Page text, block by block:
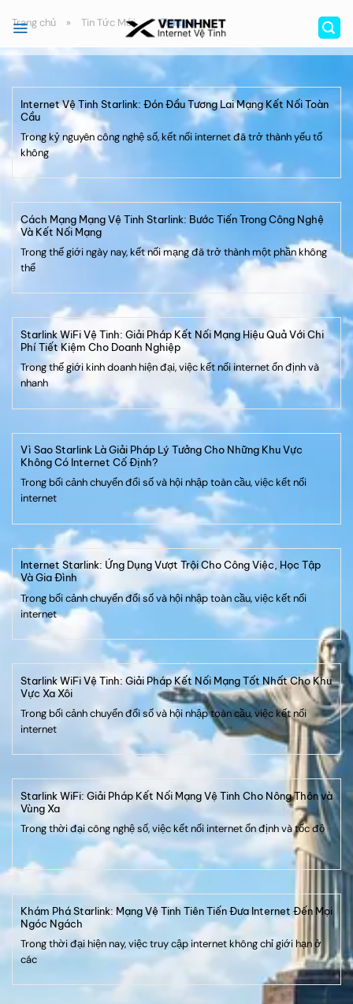
qua
nội
dung
Trang chủ » Tin Tức Mới » Trang 4
Internet Vệ Tinh Starlink: Đón Đầu Tương Lai Mạng Kết Nối Toàn
Cầu
Trong kỷ nguyên công nghệ số, kết nối internet đã trở thành yếu tố
không
Cách Mạng Mạng Vệ Tinh Starlink: Bước Tiến Trong Công Nghệ
Và Kết Nối Mạng
Trong thế giới ngày nay, kết nối mạng đã trở thành một phần không
thể
Starlink WiFi Vệ Tinh: Giải Pháp Kết Nối Mạng Hiệu Quả Với Chi
Phí Tiết Kiệm Cho Doanh Nghiệp
Trong thế giới kinh doanh hiện đại, việc kết nối internet ổn định và
nhanh
Vì Sao Starlink Là Giải Pháp Lý Tưởng Cho Những Khu Vực
Không Có Internet Cố Định?
Trong bối cảnh chuyển đổi số và hội nhập toàn cầu, việc kết nối
internet
Internet Starlink: Ứng Dụng Vượt Trội Cho Công Việc, Học Tập
Và Gia Đình
Trong bối cảnh chuyển đổi số và hội nhập toàn cầu, việc kết nối
internet
Starlink WiFi Vệ Tinh: Giải Pháp Kết Nối Mạng Tốt Nhất Cho Khu
Vực Xa Xôi
Trong bối cảnh chuyển đổi số và hội nhập toàn cầu, việc kết nối
internet
Starlink WiFi: Giải Pháp Kết Nối Mạng Vệ Tinh Cho Nông Thôn và
Vùng Xa
Trong thời đại công nghệ số, việc kết nối internet ổn định và tốc độ
Khám Phá Starlink: Mạng Vệ Tinh Tiên Tiến Đưa Internet Đến Mọi
Ngóc Ngách
Trong thời đại hiện nay, việc truy cập internet không chỉ giới hạn ở
các